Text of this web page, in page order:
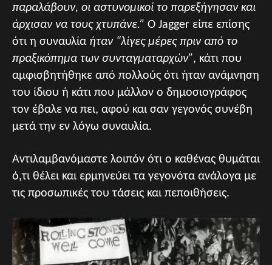
παραλάβουν, οι αστυνομικοί το παρεξήγησαν και
άρχισαν να τους χτυπάνε.” Ο Jagger είπε επίσης
ότι η συναυλία ήταν “λίγες μέρες πριν από το
πραξικόπημα των συνταγματαρχών”, κάτι που
αμφισβητήθηκε από πολλούς ότι ήταν ανάμνηση
του ίδιου ή κάτι που μάλλον ο δημοσιογράφος
τον έβαλε να πει, αφού και σαν γεγονός συνέβη
μετά την εν λόγω συναυλία.
Αντιλαμβανόμαστε λοιπόν ότι ο καθένας θυμάται
ό,τι θέλει και ερμηνεύει τα γεγονότα ανάλογα με
τις προσωπικές του τάσεις και πεποιθήσεις.